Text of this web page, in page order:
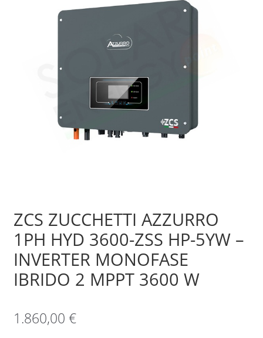
ZCS ZUCCHETTI AZZURRO
1PH HYD 3600-ZSS HP-5YW –
INVERTER MONOFASE
IBRIDO 2 MPPT 3600 W
1.860,00 €